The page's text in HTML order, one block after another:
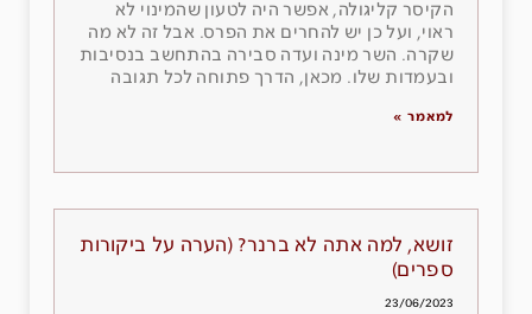
הקיסר קליגולה, אפשר היה לטעון שהמינוי לא
ראוי, ועל כן יש להחרים את הפרס. אבל זה לא מה
שקרה. השר מינה ועדה סבירה בהתחשב בנסיבות
ובעמדות שלו. מכאן, הדרך פתוחה לכל תגובה
למאמר »
זושא, למה אתה לא ברנר? (הערה על ביקורות
ספרים)
23/06/2023